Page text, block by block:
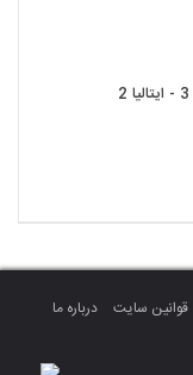
قوانین سایت
درباره ما